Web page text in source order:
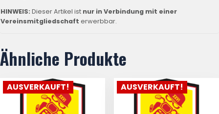
HINWEIS: Dieser Artikel ist nur in Verbindung mit einer
Vereinsmitgliedschaft erwerbbar.
Ähnliche Produkte
AUSVERKAUFT! AUSVERKAUFT!